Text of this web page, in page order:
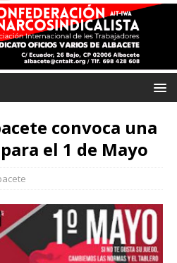
convoca una
el 1 de Mayo